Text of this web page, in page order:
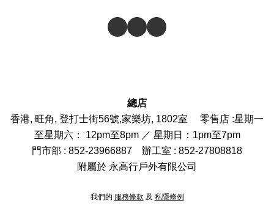
總店
香港, 旺角, 登打士街56號,家樂坊, 1802室 零售店 :星期一
至星期六： 12pm至8pm ／ 星期日：1pm至7pm
門市部 : 852-23966887 辦工室 : 852-27808818
附屬於 永高行戶外有限公司
我們的 服務條款 及 私隱條例